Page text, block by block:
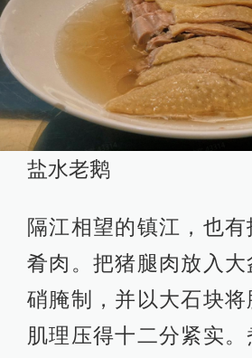
盐水老鹅
隔江相望的镇江，也
肴肉。把猪腿肉放入
硝腌制，并以大石块
肌理压得十二分紧实。